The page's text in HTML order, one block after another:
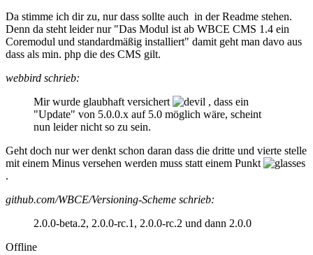
Da stimme ich dir zu, nur dass sollte auch in der Readme stehen.
Denn da steht leider nur "Das Modul ist ab WBCE CMS 1.4 ein
Coremodul und standardmäßig installiert" damit geht man davo aus
dass als min. php die des CMS gilt.
webbird schrieb:
Mir wurde glaubhaft versichert
, dass ein
"Update" von 5.0.0.x auf 5.0 möglich wäre, scheint
nun leider nicht so zu sein.
Geht doch nur wer denkt schon daran dass die dritte und vierte stelle
mit einem Minus versehen werden muss statt einem Punkt
.
github.com/WBCE/Versioning-Scheme schrieb:
2.0.0-beta.2, 2.0.0-rc.1, 2.0.0-rc.2 und dann 2.0.0
Offline